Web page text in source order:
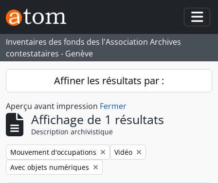
Skip to main content
Inventaires des fonds des l'Association Archives
contestataires - Genève
Affiner les résultats par :
Aperçu avant impression Fermer
Affichage de 1 résultats
Description archivistique
Remove filter:
Mouvement d'occupations Remove filter:
Vidéo
Remove filter:
Avec objets numériques